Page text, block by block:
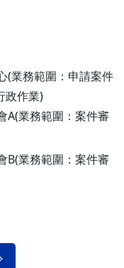
(業務範圍：申請案件
政作業)
A(業務範圍：案件審
B(業務範圍：案件審